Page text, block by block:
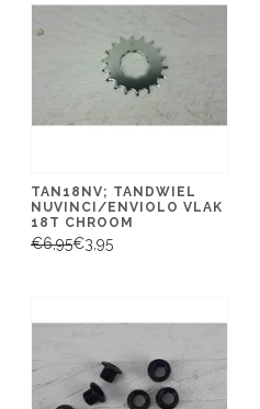
TAN18NV; TANDWIEL
NUVINCI/ENVIOLO VLAK
18T CHROOM
€6,95€3,95